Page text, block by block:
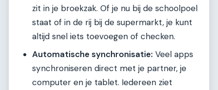
zit in je broekzak. Of je nu bij de schoolpoel
staat of in de rij bij de supermarkt, je kunt
altijd snel iets toevoegen of checken.
Automatische synchronisatie: Veel apps
synchroniseren direct met je partner, je
computer en je tablet. Iedereen ziet